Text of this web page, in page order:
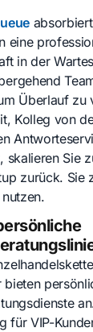
eine
in der
Überlauf
Kolleg von
skalieren Sie
zurück. Sie
bieten
für VIP-